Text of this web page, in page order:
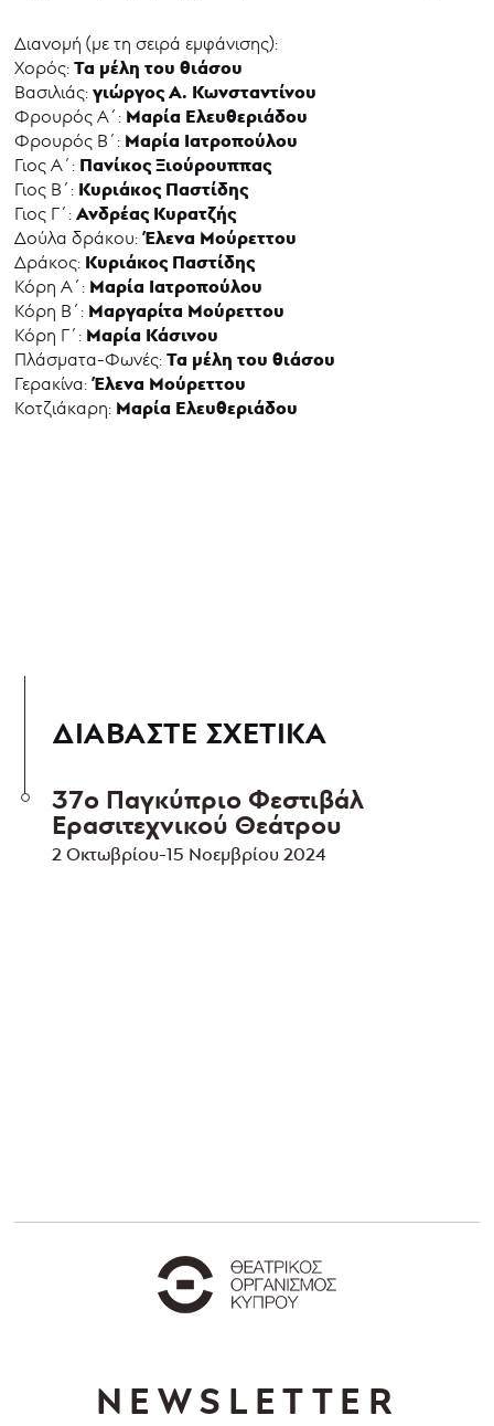
Διανομή (με τη σειρά εμφάνισης):
Χορός:Τα μέλη του θιάσου
Βασιλιάς:γιώργος Α. Κωνσταντίνου
Φρουρός Α΄: Μαρία Ελευθεριάδου
Φρουρός Β΄: Μαρία Ιατροπούλου
Γιος Α΄: Πανίκος Ξιούρουππας
Γιος Β΄: Κυριάκος Παστίδης
Γιος Γ΄:Ανδρέας Κυρατζής
Δούλα δράκου:Έλενα Μούρεττου
Δράκος: Κυριάκος Παστίδης
Κόρη Α΄: Μαρία Ιατροπούλου
Κόρη Β΄: Μαργαρίτα Μούρεττου
Κόρη Γ΄: Μαρία Κάσινου
Πλάσματα-Φωνές:Τα μέλη του θιάσου
Γερακίνα:Έλενα Μούρεττου
Κοτζιάκαρη: Μαρία Ελευθεριάδου
ΔΙΑΒΑΣΤΕ ΣΧΕΤΙΚΑ
37ο Παγκύπριο Φεστιβάλ
Ερασιτεχνικού Θεάτρου
2 Οκτωβρίου-15 Νοεμβρίου 2024
NEWSLETTER